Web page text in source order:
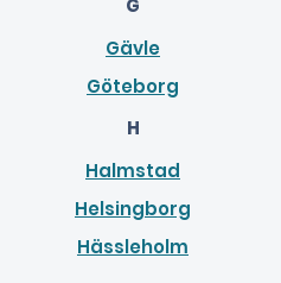
G
Gävle
Göteborg
H
Halmstad
Helsingborg
Hässleholm